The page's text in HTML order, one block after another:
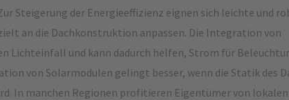
Steigerung der Energieeffizienz eignen sich leichte und
an die Dachkonstruktion anpassen. Die Integration von
Lichteinfall und kann dadurch helfen, Strom für
von Solarmodulen gelingt besser, wenn die Statik des
In manchen Regionen profitieren Eigentümer von lokalen